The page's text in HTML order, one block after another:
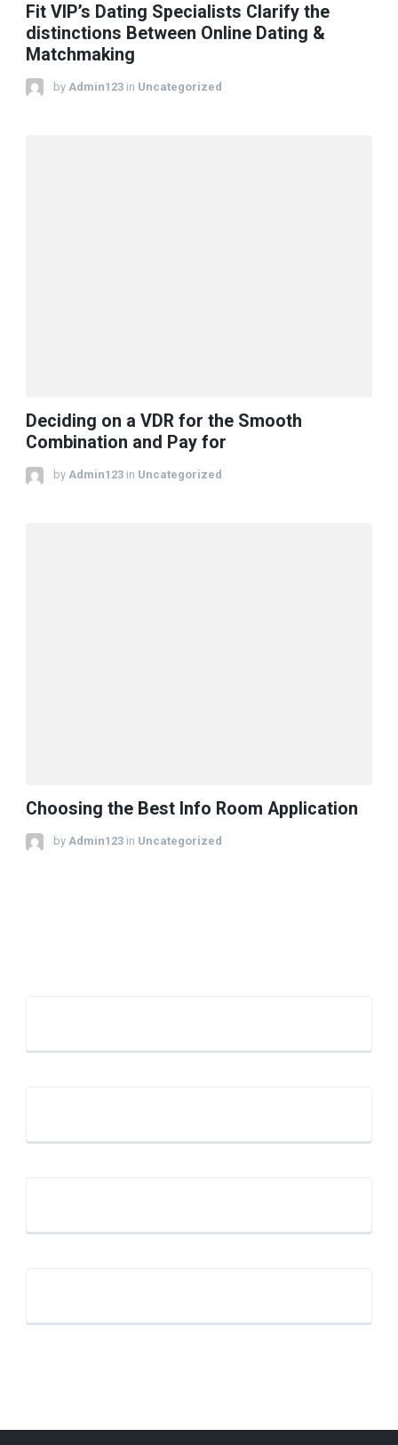
Fit VIP’s Dating Specialists Clarify the
distinctions Between Online Dating &
Matchmaking
by Admin123 in Uncategorized
Deciding on a VDR for the Smooth
Combination and Pay for
by Admin123 in Uncategorized
Choosing the Best Info Room Application
by Admin123 in Uncategorized